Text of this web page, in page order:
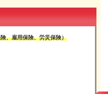
、雇用保険、労災保険）